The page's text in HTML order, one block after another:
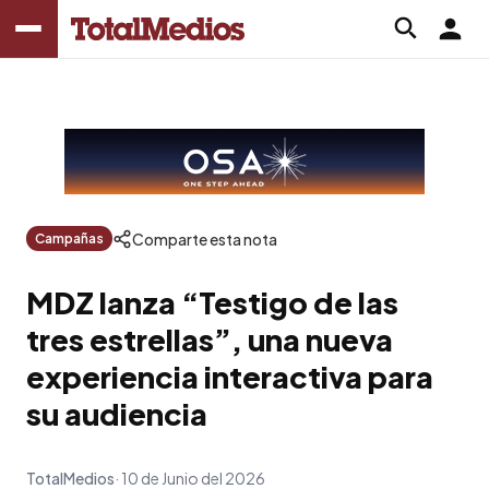
Campañas Comparte esta nota
MDZ lanza “Testigo de las
tres estrellas”, una nueva
experiencia interactiva para
su audiencia
TotalMedios 10 de Junio del 2026